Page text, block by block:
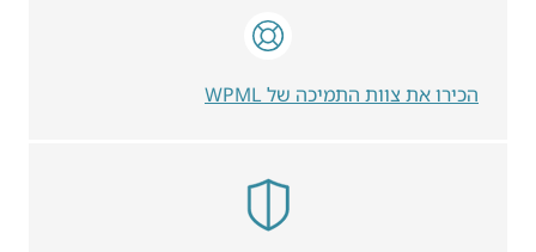
הכירו את צוות התמיכה של WPML